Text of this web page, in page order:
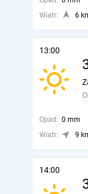
Wiatr:
6
13:00
Opad: 0 mm
Wiatr:
9
14:00